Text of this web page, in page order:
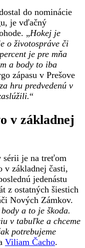
do nominácie
je vďačný
„Hokej je
o životospráve či
je pre mňa
a body to iba
zápasu v Prešove
hru predvedenú v
“
v základnej
je na treťom
v základnej časti,
jedenástu
z ostatných šiestich
Nových Zámkov.
a to je škoda.
v tabuľke a chceme
potrebujeme
Viliam Čacho.